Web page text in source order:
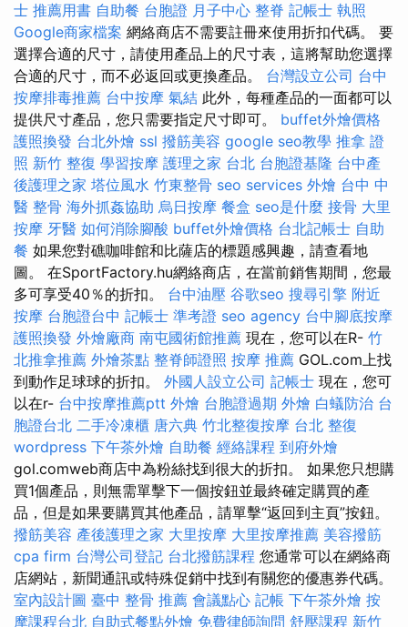
士 推薦用書 自助餐 台胞證 月子中心 整脊 記帳士 執照
Google商家檔案 網絡商店不需要註冊來使用折扣代碼。 要
選擇合適的尺寸，請使用產品上的尺寸表，這將幫助您選擇
合適的尺寸，而不必返回或更換產品。 台灣設立公司 台中
按摩排毒推薦 台中按摩 氣結 此外，每種產品的一面都可以
提供尺寸產品，您只需要指定尺寸即可。 buffet外燴價格
護照換發 台北外燴 ssl 撥筋美容 google seo教學 推拿 證
照 新竹 整復 學習按摩 護理之家 台北 台胞證基隆 台中產
後護理之家 塔位風水 竹東整骨 seo services 外燴 台中 中
醫 整骨 海外抓姦協助 烏日按摩 餐盒 seo是什麼 接骨 大里
按摩 牙醫 如何消除腳酸 buffet外燴價格 台北記帳士 自助
餐 如果您對礁咖啡館和比薩店的標題感興趣，請查看地
圖。 在SportFactory.hu網絡商店，在當前銷售期間，您最
多可享受40％的折扣。 台中油壓 谷歌seo 搜尋引擎 附近
按摩 台胞證台中 記帳士 準考證 seo agency 台中腳底按摩
護照換發 外燴廠商 南屯國術館推薦 現在，您可以在R- 竹
北推拿推薦 外燴茶點 整脊師證照 按摩 推薦 GOL.com上找
到動作足球球的折扣。 外國人設立公司 記帳士 現在，您可
以在r- 台中按摩推薦ptt 外燴 台胞證過期 外燴 白蟻防治 台
胞證台北 二手冷凍櫃 唐六典 竹北整復按摩 台北 整復
wordpress 下午茶外燴 自助餐 經絡課程 到府外燴
gol.comweb商店中為粉絲找到很大的折扣。 如果您只想購
買1個產品，則無需單擊下一個按鈕並最終確定購買的產
品，但是如果要購買其他產品，請單擊“返回到主頁”按鈕。
撥筋美容 產後護理之家 大里按摩 大里按摩推薦 美容撥筋
cpa firm 台灣公司登記 台北撥筋課程 您通常可以在網絡商
店網站，新聞通訊或特殊促銷中找到有關您的優惠券代碼。
室內設計圖 臺中 整骨 推薦 會議點心 記帳 下午茶外燴 按
摩課程台北 自助式餐點外燴 免費律師詢問 舒壓課程 新竹